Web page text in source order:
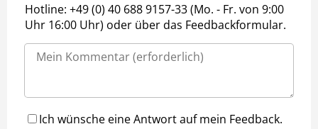
Hotline: +49 (0) 40 688 9157-33 (Mo. - Fr. von 9:00
Uhr 16:00 Uhr) oder über das Feedbackformular.
Ich wünsche eine Antwort auf mein Feedback.